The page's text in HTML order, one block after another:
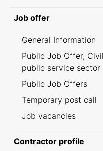
Job offer
General Information
Public Job Offer,
public service
Public Job Offers
Temporary post call
Job vacancies
Contractor profile